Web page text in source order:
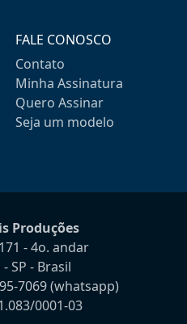
FALE CONOSCO
Contato
Minha Assinatura
Quero Assinar
Seja um modelo
Produções
- 4o. andar
SP - Brasil
7069(whatsapp)
0001-03